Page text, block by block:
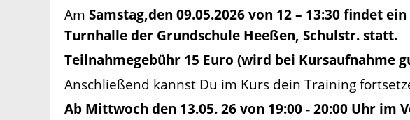
Am Samstag,den 09.05.2026 von 12 – 13:30 findet
Turnhalle der Grundschule Heeßen, Schulstr. statt.
Teilnahmegebühr 15 Euro (wird bei Kursaufnahme
Anschließend kannst Du im Kurs dein Training
Ab Mittwoch den 13.05. 26 von 19:00 - 20:00 Uhr im